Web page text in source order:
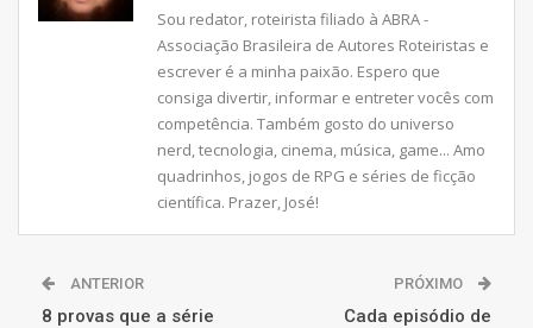
Sou redator, roteirista filiado à ABRA -
Associação Brasileira de Autores Roteiristas e
escrever é a minha paixão. Espero que
consiga divertir, informar e entreter vocês com
competência. Também gosto do universo
nerd, tecnologia, cinema, música, game... Amo
quadrinhos, jogos de RPG e séries de ficção
científica. Prazer, José!
ANTERIOR
8 provas que a série
PRÓXIMO
Cada episódio de